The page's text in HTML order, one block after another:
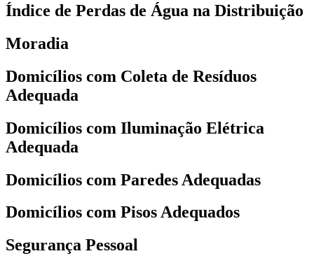
Índice de Perdas de Água na Distribuição
Moradia
Domicílios com Coleta de Resíduos
Adequada
Domicílios com Iluminação Elétrica
Adequada
Domicílios com Paredes Adequadas
Domicílios com Pisos Adequados
Segurança Pessoal